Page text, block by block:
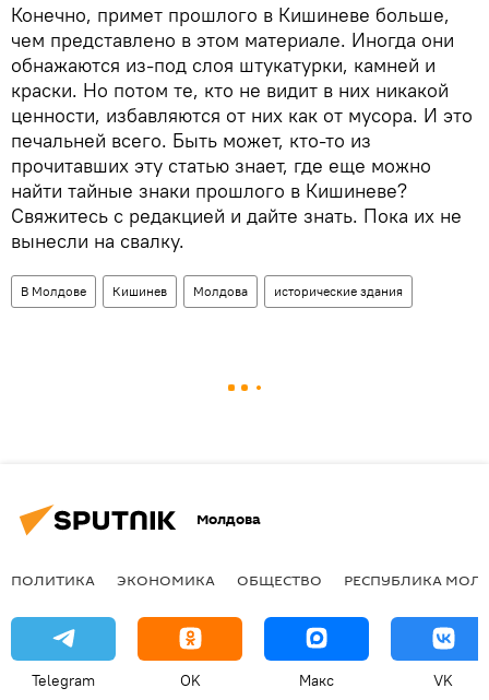
Конечно, примет прошлого в Кишиневе больше,
чем представлено в этом материале. Иногда они
обнажаются из-под слоя штукатурки, камней и
краски. Но потом те, кто не видит в них никакой
ценности, избавляются от них как от мусора. И это
печальней всего. Быть может, кто-то из
прочитавших эту статью знает, где еще можно
найти тайные знаки прошлого в Кишиневе?
Свяжитесь с редакцией и дайте знать. Пока их не
вынесли на свалку.
В Молдове Кишинев Молдова исторические здания
Молдова
ПОЛИТИКА ЭКОНОМИКА ОБЩЕСТВО РЕСПУБЛИКА
Telegram OK Макс VK